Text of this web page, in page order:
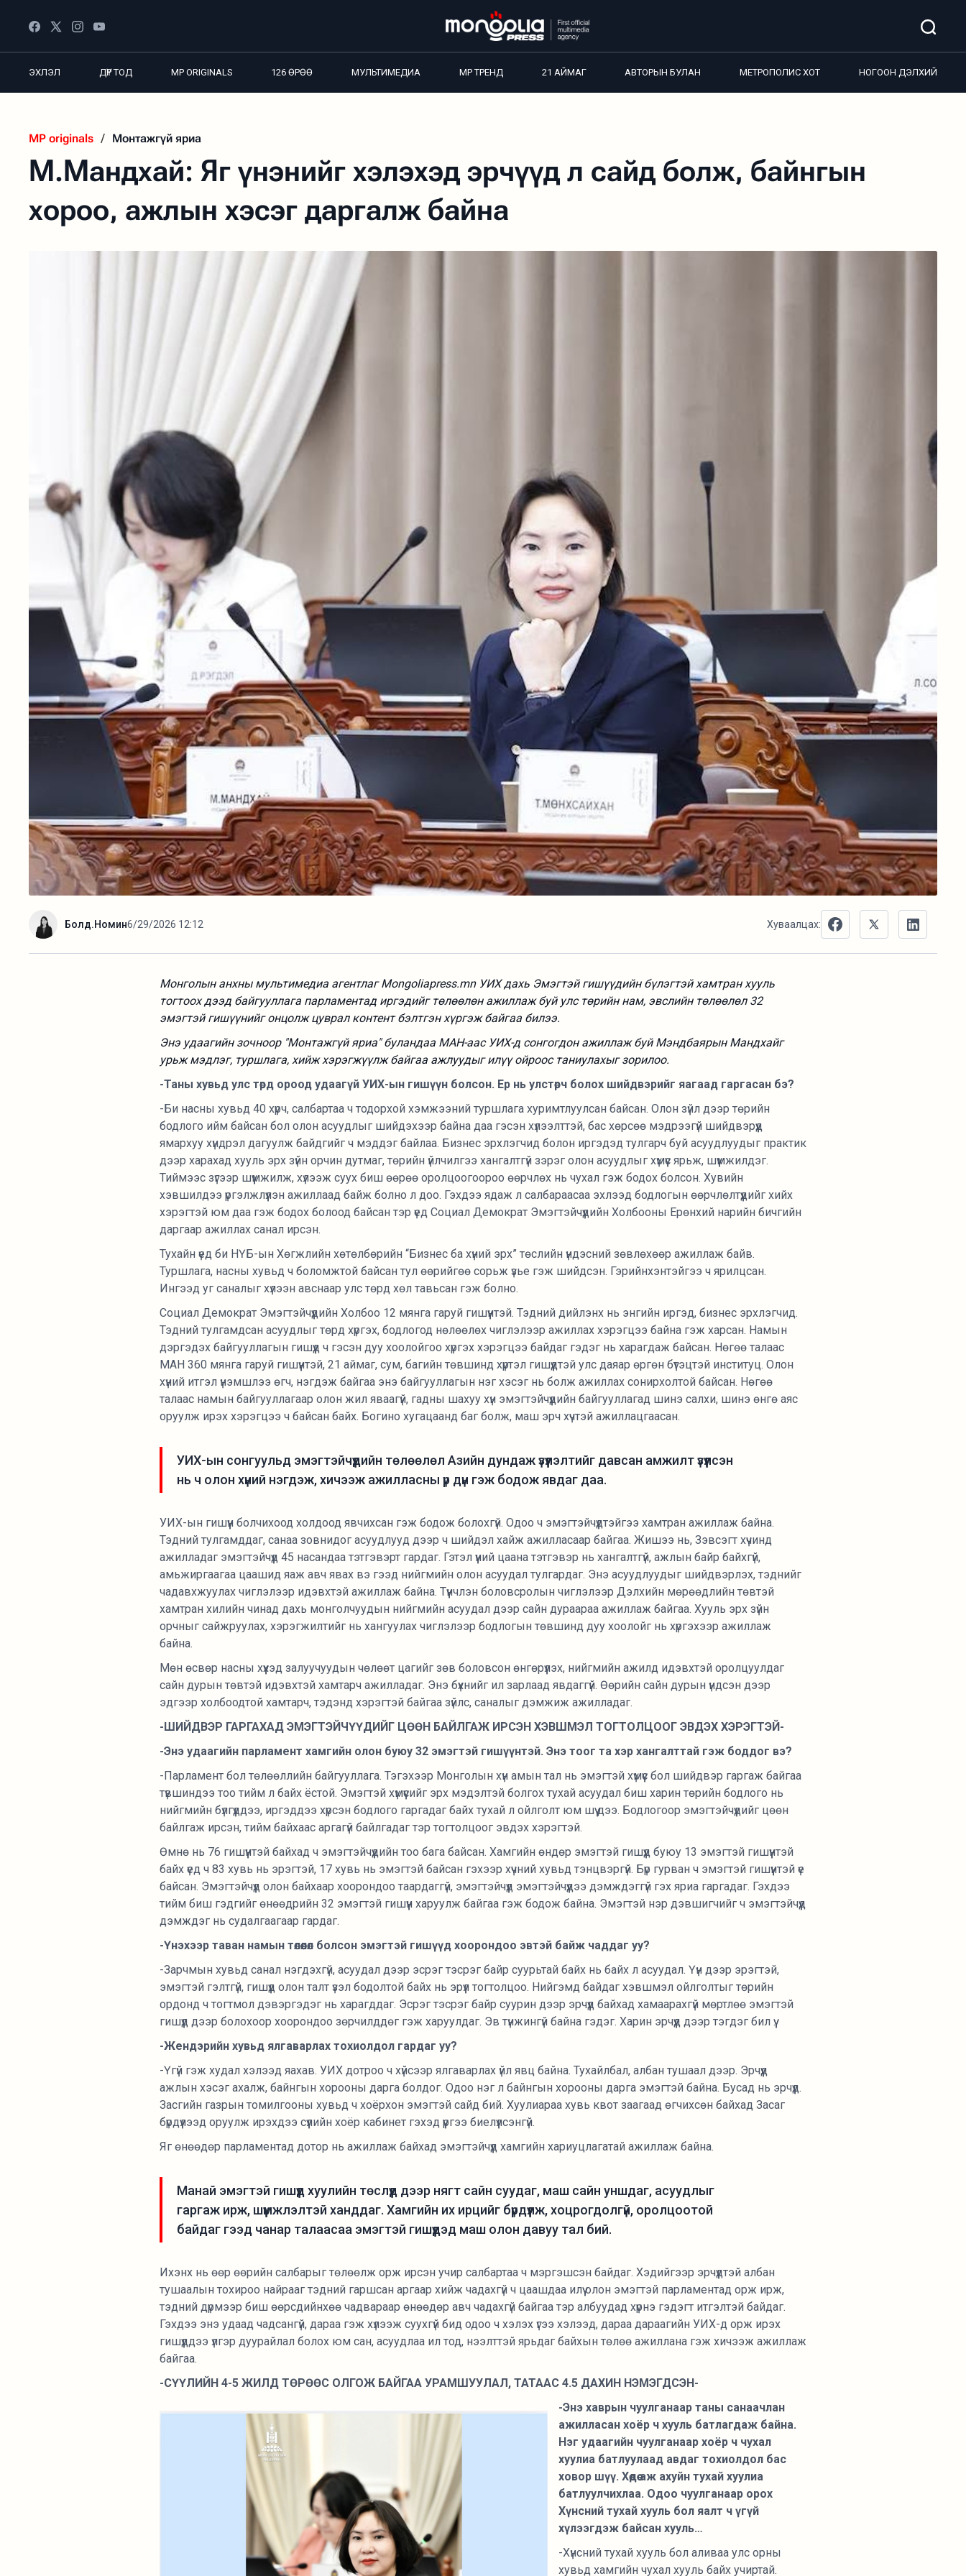
ЭХЛЭЛ ДҮР ТОД MP ORIGINALS 126 ӨРӨӨ МУЛЬТИМЕДИА MP ТРЕНД 21 АЙМАГ АВТОРЫН БУЛАН МЕТРОПОЛИС ХОТ НОГООН ДЭЛХИЙ
MP originals / Монтажгүй яриа
М.Мандхай: Яг үнэнийг хэлэхэд эрчүүд л сайд болж, байнгын
хороо, ажлын хэсэг даргалж байна
Болд.Номин6/29/2026 12:12 Хуваалцах:
Монголын анхны мультимедиа агентлаг Mongoliapress.mn УИХ дахь Эмэгтэй гишүүдийн бүлэгтэй хамтран хууль
тогтоох дээд байгууллага парламентад иргэдийг төлөөлөн ажиллаж буй улс төрийн нам, эвслийн төлөөлөл 32
эмэгтэй гишүүнийг онцолж цуврал контент бэлтгэн хүргэж байгаа билээ.
Энэ удаагийн зочноор "Монтажгүй яриа" буландаа МАН-аас УИХ-д сонгогдон ажиллаж буй Мэндбаярын Мандхайг
урьж мэдлэг, туршлага, хийж хэрэгжүүлж байгаа ажлуудыг илүү ойроос таниулахыг зорилоо.
-Таны хувьд улс төрд ороод удаагүй УИХ-ын гишүүн болсон. Ер нь улстөрч болох шийдвэрийг яагаад гаргасан бэ?
-Би насны хувьд 40 хүрч, салбартаа ч тодорхой хэмжээний туршлага хуримтлуулсан байсан. Олон зүйл дээр төрийн
бодлого ийм байсан бол олон асуудлыг шийдэхээр байна даа гэсэн хүлээлттэй, бас хөрсөө мэдрээгүй шийдвэрүүд
ямархуу хүндрэл дагуулж байдгийг ч мэддэг байлаа. Бизнес эрхлэгчид болон иргэдэд тулгарч буй асуудлуудыг практик
дээр харахад хууль эрх зүйн орчин дутмаг, төрийн үйлчилгээ хангалтгүй зэрэг олон асуудлыг хүмүүс ярьж, шүүмжилдэг.
Тиймээс зүгээр шүүмжилж, хүлээж суух биш өөрөө оролцоогоороо өөрчлөх нь чухал гэж бодох болсон. Хувийн
хэвшилдээ үргэлжлүүлэн ажиллаад байж болно л доо. Гэхдээ ядаж л салбараасаа эхлээд бодлогын өөрчлөлтүүдийг хийх
хэрэгтэй юм даа гэж бодох болоод байсан тэр үед Социал Демократ Эмэгтэйчүүдийн Холбооны Ерөнхий нарийн бичгийн
даргаар ажиллах санал ирсэн.
Тухайн үед би НҮБ-ын Хөгжлийн хөтөлбөрийн “Бизнес ба хүний эрх” төслийн үндэсний зөвлөхөөр ажиллаж байв.
Туршлага, насны хувьд ч боломжтой байсан тул өөрийгөө сорьж үзье гэж шийдсэн. Гэрийнхэнтэйгээ ч ярилцсан.
Ингээд уг саналыг хүлээн авснаар улс төрд хөл тавьсан гэж болно.
Социал Демократ Эмэгтэйчүүдийн Холбоо 12 мянга гаруй гишүүнтэй. Тэдний дийлэнх нь энгийн иргэд, бизнес эрхлэгчид.
Тэдний тулгамдсан асуудлыг төрд хүргэх, бодлогод нөлөөлөх чиглэлээр ажиллах хэрэгцээ байна гэж харсан. Намын
дэргэдэх байгууллагын гишүүд ч гэсэн дуу хоолойгоо хүргэх хэрэгцээ байдаг гэдэг нь харагдаж байсан. Нөгөө талаас
МАН 360 мянга гаруй гишүүнтэй, 21 аймаг, сум, багийн төвшинд хүртэл гишүүдтэй улс даяар өргөн бүтэцтэй институц. Олон
хүний итгэл үнэмшлээ өгч, нэгдэж байгаа энэ байгууллагын нэг хэсэг нь болж ажиллах сонирхолтой байсан. Нөгөө
талаас намын байгууллагаар олон жил яваагүй, гадны шахуу хүн эмэгтэйчүүдийн байгууллагад шинэ салхи, шинэ өнгө аяс
оруулж ирэх хэрэгцээ ч байсан байх. Богино хугацаанд баг болж, маш эрч хүчтэй ажиллацгаасан.
УИХ-ын сонгуульд эмэгтэйчүүдийн төлөөлөл Азийн дундаж үзүүлэлтийг давсан амжилт үзүүлсэн
нь ч олон хүний нэгдэж, хичээж ажилласны үр дүн гэж бодож явдаг даа.
УИХ-ын гишүүн болчихоод холдоод явчихсан гэж бодож болохгүй. Одоо ч эмэгтэйчүүдтэйгээ хамтран ажиллаж байна.
Тэдний тулгамддаг, санаа зовнидог асуудлууд дээр ч шийдэл хайж ажилласаар байгаа. Жишээ нь, Зэвсэгт хүчинд
ажилладаг эмэгтэйчүүд 45 насандаа тэтгэвэрт гардаг. Гэтэл үүний цаана тэтгэвэр нь хангалтгүй, ажлын байр байхгүй,
амьжиргаагаа цаашид яаж авч явах вэ гээд нийгмийн олон асуудал тулгардаг. Энэ асуудлуудыг шийдвэрлэх, тэднийг
чадавхжуулах чиглэлээр идэвхтэй ажиллаж байна. Түүнчлэн боловсролын чиглэлээр Дэлхийн мөрөөдлийн төвтэй
хамтран хилийн чинад дахь монголчуудын нийгмийн асуудал дээр сайн дураараа ажиллаж байгаа. Хууль эрх зүйн
орчныг сайжруулах, хэрэгжилтийг нь хангуулах чиглэлээр бодлогын төвшинд дуу хоолойг нь хүргэхээр ажиллаж
байна.
Мөн өсвөр насны хүүхэд залуучуудын чөлөөт цагийг зөв боловсон өнгөрүүлэх, нийгмийн ажилд идэвхтэй оролцуулдаг
сайн дурын төвтэй идэвхтэй хамтарч ажилладаг. Энэ бүхнийг ил зарлаад явдаггүй. Өөрийн сайн дурын үндсэн дээр
эдгээр холбоодтой хамтарч, тэдэнд хэрэгтэй байгаа зүйлс, саналыг дэмжиж ажилладаг.
-ШИЙДВЭР ГАРГАХАД ЭМЭГТЭЙЧҮҮДИЙГ ЦӨӨН БАЙЛГАЖ ИРСЭН ХЭВШМЭЛ ТОГТОЛЦООГ ЭВДЭХ ХЭРЭГТЭЙ-
-Энэ удаагийн парламент хамгийн олон буюу 32 эмэгтэй гишүүнтэй. Энэ тоог та хэр хангалттай гэж боддог вэ?
-Парламент бол төлөөллийн байгууллага. Тэгэхээр Монголын хүн амын тал нь эмэгтэй хүмүүс бол шийдвэр гаргаж байгаа
түвшиндээ тоо тийм л байх ёстой. Эмэгтэй хүмүүсийг эрх мэдэлтэй болгох тухай асуудал биш харин төрийн бодлого нь
нийгмийн бүлгүүддээ, иргэддээ хүрсэн бодлого гаргадаг байх тухай л ойлголт юм шүү дээ. Бодлогоор эмэгтэйчүүдийг цөөн
байлгаж ирсэн, тийм байхаас аргагүй байлгадаг тэр тогтолцоог эвдэх хэрэгтэй.
Өмнө нь 76 гишүүнтэй байхад ч эмэгтэйчүүдийн тоо бага байсан. Хамгийн өндөр эмэгтэй гишүүд буюу 13 эмэгтэй гишүүнтэй
байх үед ч 83 хувь нь эрэгтэй, 17 хувь нь эмэгтэй байсан гэхээр хүчний хувьд тэнцвэргүй. Бүр гурван ч эмэгтэй гишүүнтэй үе
байсан. Эмэгтэйчүүд олон байхаар хоорондоо таардаггүй, эмэгтэйчүүд эмэгтэйчүүдээ дэмждэггүй гэх яриа гаргадаг. Гэхдээ
тийм биш гэдгийг өнөөдрийн 32 эмэгтэй гишүүн харуулж байгаа гэж бодож байна. Эмэгтэй нэр дэвшигчийг ч эмэгтэйчүүд
дэмждэг нь судалгаагаар гардаг.
-Үнэхээр таван намын төлөөлөл болсон эмэгтэй гишүүд хоорондоо эвтэй байж чаддаг уу?
-Зарчмын хувьд санал нэгдэхгүй, асуудал дээр эсрэг тэсрэг байр суурьтай байх нь байх л асуудал. Үүн дээр эрэгтэй,
эмэгтэй гэлтгүй, гишүүд олон талт үзэл бодолтой байх нь эрүүл тогтолцоо. Нийгэмд байдаг хэвшмэл ойлголтыг төрийн
ордонд ч тогтмол дэвэргэдэг нь харагддаг. Эсрэг тэсрэг байр суурин дээр эрчүүд байхад хамаарахгүй мөртлөө эмэгтэй
гишүүд дээр болохоор хоорондоо зөрчилддөг гэж харуулдаг. Эв түнжингүй байна гэдэг. Харин эрчүүд дээр тэгдэг бил үү.
-Жендэрийн хувьд ялгаварлах тохиолдол гардаг уу?
-Үгүй гэж худал хэлээд яахав. УИХ дотроо ч хүйсээр ялгаварлах үйл явц байна. Тухайлбал, албан тушаал дээр. Эрчүүд
ажлын хэсэг ахалж, байнгын хорооны дарга болдог. Одоо нэг л байнгын хорооны дарга эмэгтэй байна. Бусад нь эрчүүд.
Засгийн газрын томилгооны хувьд ч хоёрхон эмэгтэй сайд бий. Хуулиараа хувь квот заагаад өгчихсөн байхад Засаг
бүрдүүлээд оруулж ирэхдээ сүүлийн хоёр кабинет гэхэд үүргээ биелүүлсэнгүй.
Яг өнөөдөр парламентад дотор нь ажиллаж байхад эмэгтэйчүүд хамгийн хариуцлагатай ажиллаж байна.
Манай эмэгтэй гишүүд хуулийн төслүүд дээр нягт сайн суудаг, маш сайн уншдаг, асуудлыг
гаргаж ирж, шүүмжлэлтэй ханддаг. Хамгийн их ирцийг бүрдүүлж, хоцрогдолгүй, оролцоотой
байдаг гээд чанар талаасаа эмэгтэй гишүүдэд маш олон давуу тал бий.
Ихэнх нь өөр өөрийн салбарыг төлөөлж орж ирсэн учир салбартаа ч мэргэшсэн байдаг. Хэдийгээр эрчүүдтэй албан
тушаалын тохироо найрааг тэдний гаршсан аргаар хийж чадахгүй ч цаашдаа илүү олон эмэгтэй парламентад орж ирж,
тэдний дүрмээр биш өөрсдийнхөө чадвараар өнөөдөр авч чадахгүй байгаа тэр албуудад хүрнэ гэдэгт итгэлтэй байдаг.
Гэхдээ энэ удаад чадсангүй, дараа гэж хүлээж суухгүй бид одоо ч хэлэх үгээ хэлээд, дараа дараагийн УИХ-д орж ирэх
гишүүддээ үлгэр дуурайлал болох юм сан, асуудлаа ил тод, нээлттэй ярьдаг байхын төлөө ажиллана гэж хичээж ажиллаж
байгаа.
-СҮҮЛИЙН 4-5 ЖИЛД ТӨРӨӨС ОЛГОЖ БАЙГАА УРАМШУУЛАЛ, ТАТААС 4.5 ДАХИН НЭМЭГДСЭН-
-Энэ хаврын чуулганаар таны санаачлан
ажилласан хоёр ч хууль батлагдаж байна.
Нэг удаагийн чуулганаар хоёр ч чухал
хуулиа батлуулаад авдаг тохиолдол бас
ховор шүү. Хөдөө аж ахуйн тухай хуулиа
батлуулчихлаа. Одоо чуулганаар орох
Хүнсний тухай хууль бол яалт ч үгүй
хүлээгдэж байсан хууль…
-Хүнсний тухай хууль бол аливаа улс орны
хувьд хамгийн чухал хууль байх учиртай.